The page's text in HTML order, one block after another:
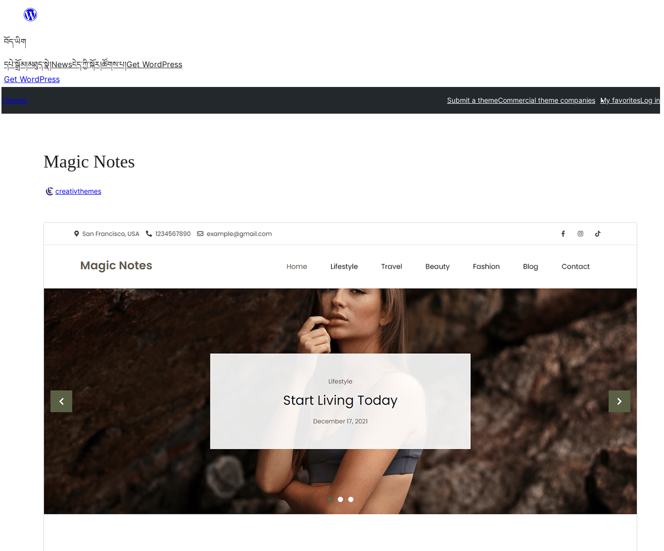
content
བོད་ཡིག
དཔེ་སྒྲོམ།མཐུད་སྣེ།Newsངེད་ཀྱི་སྐོར།ཚོགས་པ།Get WordPress
Get WordPress
Themes Submit a themeCommercial theme companies My favoritesLog in
Magic Notes
creativthemes
Last updated
Active installations
PHP version
Theme homepage